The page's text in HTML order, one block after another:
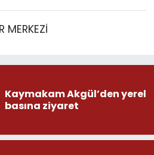
MERKEZİ
Kaymakam Akgül’den yerel
basına ziyaret